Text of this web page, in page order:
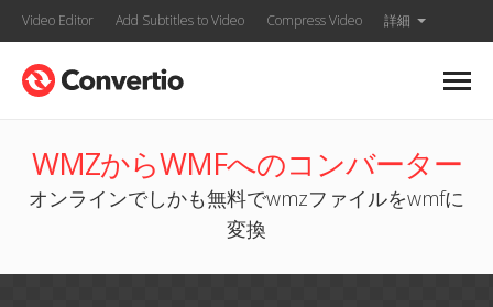
Video Editor Add Subtitles to Video Compress Video 詳細
WMZからWMFへのコンバーター
オンラインでしかも無料でwmzファイルをwmfに
変換